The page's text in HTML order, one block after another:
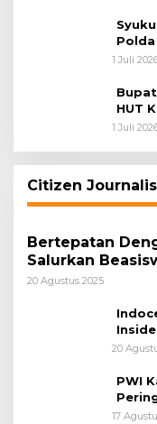
1 Juli
HUT
dan
1 Juli
Citizen
Bertepatan
Salurkan
Pelajar
20 Agustus 2025
20
PWI
RI, di
17